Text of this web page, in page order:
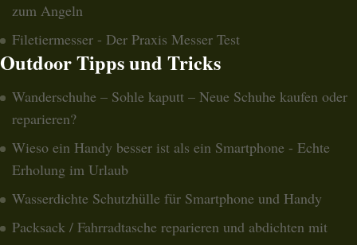
zum Angeln
Filetiermesser - Der Praxis Messer Test
Outdoor Tipps und Tricks
Wanderschuhe – Sohle kaputt – Neue Schuhe kaufen oder
reparieren?
Wieso ein Handy besser ist als ein Smartphone - Echte
Erholung im Urlaub
Wasserdichte Schutzhülle für Smartphone und Handy
Packsack / Fahrradtasche reparieren und abdichten mit